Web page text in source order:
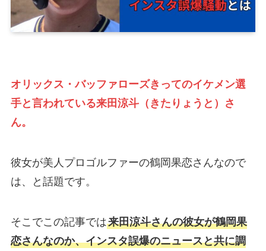
オリックス・バッファローズきってのイケメン選
手と言われている来田涼斗（きたりょうと）さ
ん。
彼女が美人プロゴルファーの鶴岡果恋さんなので
は、と話題です。
そこでこの記事では来田涼斗さんの彼女が鶴岡果
恋さんなのか、インスタ誤爆のニュースと共に調